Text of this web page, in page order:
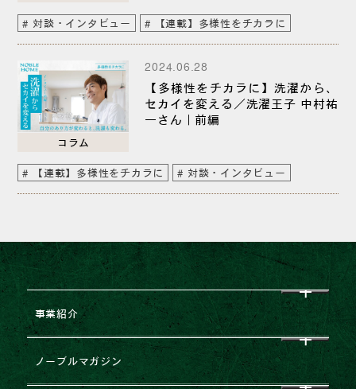
対談・インタビュー 【連載】多様性をチカラに
コラム
2024.06.28
【多様性をチカラに】洗濯から、
セカイを変える／洗濯王子 中村祐
一さん｜前編
【連載】多様性をチカラに 対談・インタビュー
事業紹介
CEO挨拶
ノーブルマガジン